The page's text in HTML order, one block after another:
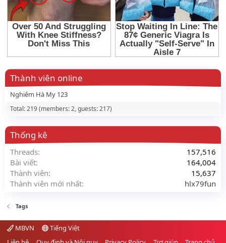
Thành viên online
Nghiêm Hà My 123
Total: 219 (members: 2, guests: 217)
Thống kê
Threads
157,516
Bài viết
164,004
Thành viên
15,637
Thành viên mới nhất
hlx79fun
Tags
MBVN
Tiếng Việt